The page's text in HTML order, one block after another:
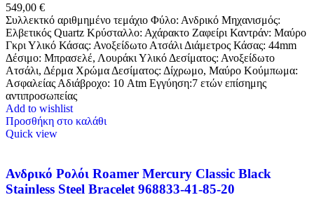
549,00 €
Συλλεκτκό αριθμημένο τεμάχιο Φύλο: Ανδρικό Μηχανισμός:
Ελβετικός Quartz Κρύσταλλο: Αχάρακτο Ζαφείρι Καντράν: Μαύρο
Γκρι Υλικό Κάσας: Ανοξείδωτο Ατσάλι Διάμετρος Κάσας: 44mm
Δέσιμο: Μπρασελέ, Λουράκι Υλικό Δεσίματος: Ανοξείδωτο
Ατσάλι, Δέρμα Χρώμα Δεσίματος: Δίχρωμο, Μαύρο Κούμπωμα:
Ασφαλείας Αδιάβροχο: 10 Atm Εγγύηση:7 ετών επίσημης
αντιπροσωπείας
Add to wishlist
Προσθήκη στο καλάθι
Quick view
Ανδρικό Ρολόι Roamer Mercury Classic Black
Stainless Steel Bracelet 968833-41-85-20